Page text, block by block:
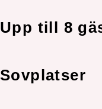
Upp till 8
Sovplatser